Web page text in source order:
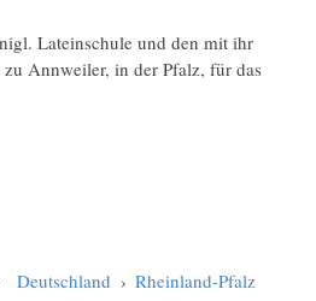
Lateinschule und den mit ihr
Annweiler, in der Pfalz, für das
Deutschland › Rheinland-Pfalz